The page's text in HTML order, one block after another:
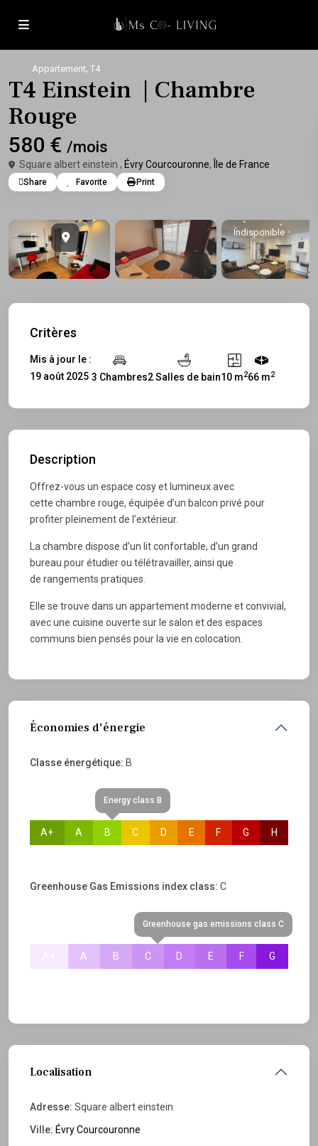
Appartement, T4
T4 Einstein | Chambre
Rouge
580 € /mois
Square albert einstein , Évry Courcouronne, Île de France
Share Favorite Print
Indisponible
Critères
Mis à jour le :
19 août 2025 3 Chambres2 Salles de bain10 m266 m2
Description
Offrez-vous un espace cosy et lumineux avec
cette chambre rouge, équipée d’un balcon privé pour
profiter pleinement de l’extérieur.
La chambre dispose d’un lit confortable, d’un grand
bureau pour étudier ou télétravailler, ainsi que
de rangements pratiques.
Elle se trouve dans un appartement moderne et convivial,
avec une cuisine ouverte sur le salon et des espaces
communs bien pensés pour la vie en colocation.
Économies d'énergie
Classe énergétique: B
A+ A
Energy class B
B C D E F G H
Greenhouse Gas Emissions index class: C
A B
Greenhouse gas emissions class C
C D E F G
Localisation
Adresse: Square albert einstein
Ville: Évry Courcouronne